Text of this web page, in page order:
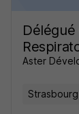
Délégué
Aster